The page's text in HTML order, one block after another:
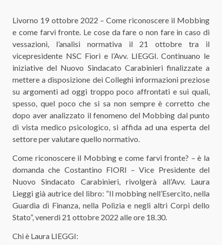
Livorno 19 ottobre 2022 – Come riconoscere il Mobbing
e come farvi fronte. Le cose da fare o non fare in caso di
vessazioni, l’analisi normativa il 21 ottobre tra il
vicepresidente NSC Fiori e l’Avv. LIEGGI. Continuano le
iniziative del Nuovo Sindacato Carabinieri finalizzate a
mettere a disposizione dei Colleghi informazioni preziose
su argomenti ad oggi troppo poco affrontati e sui quali,
spesso, quel poco che si sa non sempre è corretto che
dopo aver analizzato il fenomeno del Mobbing dal punto
di vista medico psicologico, si affida ad una esperta del
settore per valutare quello normativo.
Come riconoscere il Mobbing e come farvi fronte? – è la
domanda che Costantino FIORI – Vice Presidente del
Nuovo Sindacato Carabinieri, rivolgerà all’Avv. Laura
Lieggi già autrice del libro: “Il mobbing nell’Esercito, nella
Guardia di Finanza, nella Polizia e negli altri Corpi dello
Stato”, venerdi 21 ottobre 2022 alle ore 18.30.
Chi è Laura LIEGGI: